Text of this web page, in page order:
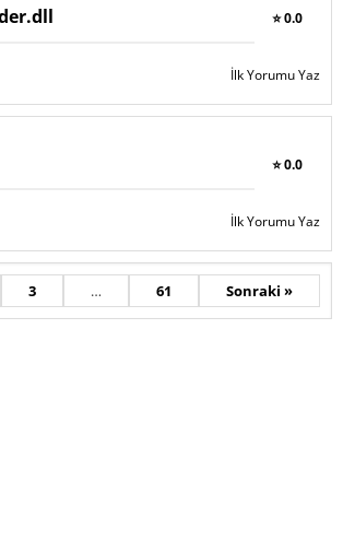
⭐ 0.0
İlk Yorumu Yaz
⭐ 0.0
İlk Yorumu Yaz
3 … 61 Sonraki »